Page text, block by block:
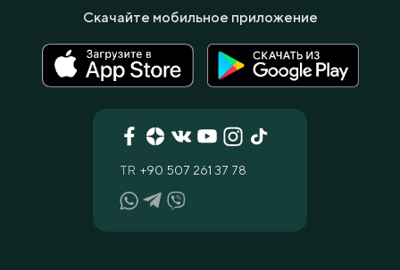
TR +90 507 261 37 78
Скачайте мобильное приложение